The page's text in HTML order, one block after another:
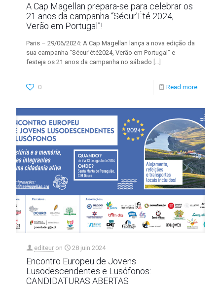
A Cap Magellan prepara-se para celebrar os
21 anos da campanha “Sécur’Été 2024,
Verão em Portugal”!
Paris – 29/06/2024: A Cap Magellan lança a nova edição da
sua campanha “Sécur’été2024, Verão em Portugal” e
festeja os 21 anos da campanha no sábado […]
0 Read more
editeur on 28 juin 2024
Encontro Europeu de Jovens
Lusodescendentes e Lusófonos:
CANDIDATURAS ABERTAS